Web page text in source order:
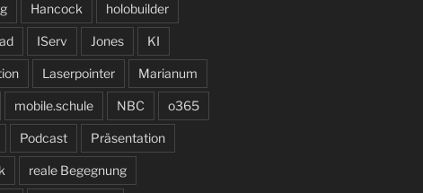
Hancock holobuilder
IServ Jones KI
Laserpointer Marianum
mobile.schule NBC o365
Podcast Präsentation
reale Begegnung